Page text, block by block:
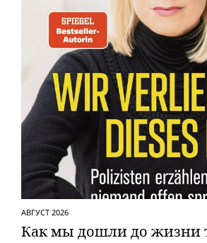
АВГУСТ 2026
Как мы дошли до жизни